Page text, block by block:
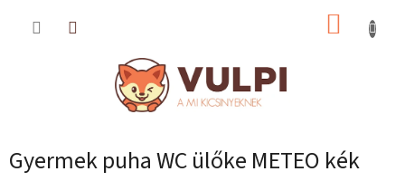
KOSÁR
Gyermek puha WC ülőke METEO kék